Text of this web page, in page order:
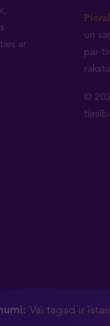
ar
un
par
©
Vai tagad ir